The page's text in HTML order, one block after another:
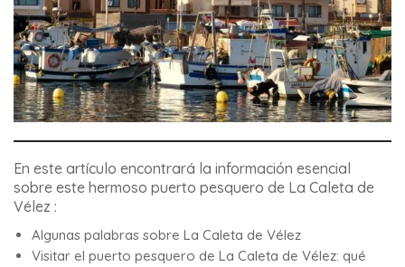
En este artículo encontrará la información esencial
sobre este hermoso puerto pesquero de La Caleta de
Vélez :
Algunas palabras sobre La Caleta de Vélez
Visitar el puerto pesquero de La Caleta de Vélez: qué